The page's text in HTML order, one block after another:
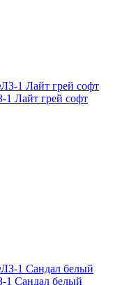
1 Лайт грей софт
1 Сандал белый